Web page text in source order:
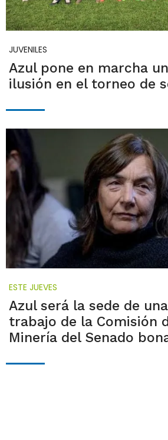
JUVENILES
Azul pone en marcha
ilusión en el torneo de
ESTE JUEVES
Azul será la sede de
trabajo de la Comisión
Minería del Senado